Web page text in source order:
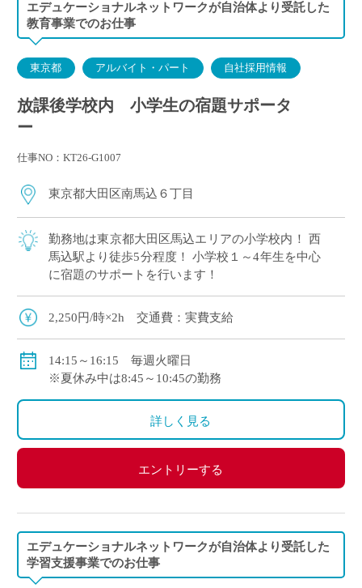
エデュケーショナルネットワークが自治体より受託した
教育事業でのお仕事
東京都 アルバイト・パート 自社採用情報
放課後学校内 小学生の宿題サポータ
ー
仕事NO：KT26-G1007
東京都大田区南馬込６丁目
勤務地は東京都大田区馬込エリアの小学校内！ 西
馬込駅より徒歩5分程度！ 小学校１～4年生を中心
に宿題のサポートを行います！
2,250円/時×2h 交通費：実費支給
14:15～16:15 毎週火曜日
※夏休み中は8:45～10:45の勤務
詳しく見る
エントリーする
エデュケーショナルネットワークが自治体より受託した
学習支援事業でのお仕事